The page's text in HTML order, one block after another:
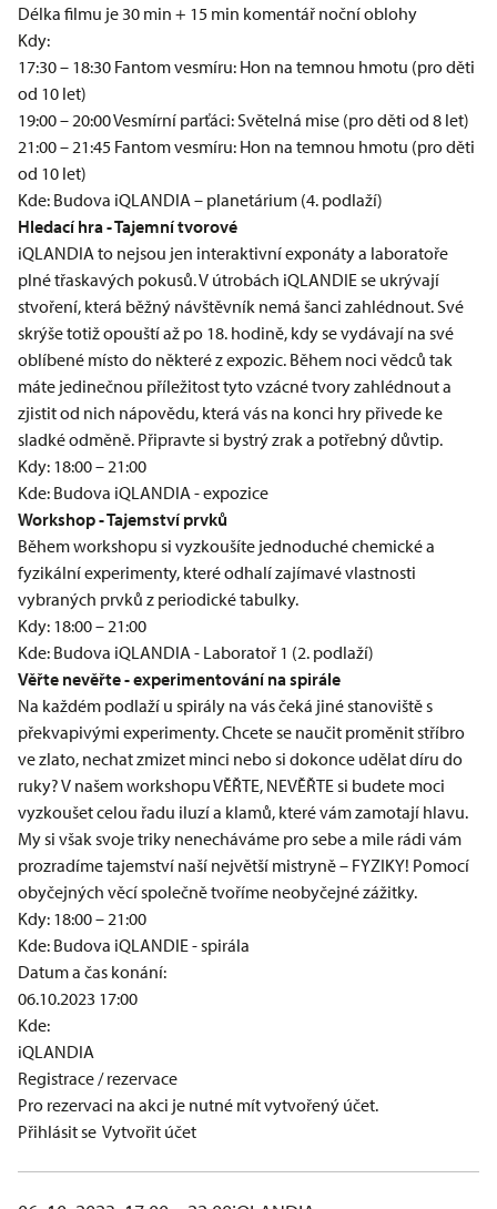
Délka filmu je 30 min + 15 min komentář noční oblohy
Kdy:
17:30 – 18:30 Fantom vesmíru: Hon na temnou hmotu (pro děti
od 10 let)
19:00 – 20:00 Vesmírní parťáci: Světelná mise (pro děti od 8 let)
21:00 – 21:45 Fantom vesmíru: Hon na temnou hmotu (pro děti
od 10 let)
Kde: Budova iQLANDIA – planetárium (4. podlaží)
Hledací hra - Tajemní tvorové
iQLANDIA to nejsou jen interaktivní exponáty a laboratoře
plné třaskavých pokusů. V útrobách iQLANDIE se ukrývají
stvoření, která běžný návštěvník nemá šanci zahlédnout. Své
skrýše totiž opouští až po 18. hodině, kdy se vydávají na své
oblíbené místo do některé z expozic. Během noci vědců tak
máte jedinečnou příležitost tyto vzácné tvory zahlédnout a
zjistit od nich nápovědu, která vás na konci hry přivede ke
sladké odměně. Připravte si bystrý zrak a potřebný důvtip.
Kdy: 18:00 – 21:00
Kde: Budova iQLANDIA - expozice
Workshop - Tajemství prvků
Během workshopu si vyzkoušíte jednoduché chemické a
fyzikální experimenty, které odhalí zajímavé vlastnosti
vybraných prvků z periodické tabulky.
Kdy: 18:00 – 21:00
Kde: Budova iQLANDIA - Laboratoř 1 (2. podlaží)
Věřte nevěřte - experimentování na spirále
Na každém podlaží u spirály na vás čeká jiné stanoviště s
překvapivými experimenty. Chcete se naučit proměnit stříbro
ve zlato, nechat zmizet minci nebo si dokonce udělat díru do
ruky? V našem workshopu VĚŘTE, NEVĚŘTE si budete moci
vyzkoušet celou řadu iluzí a klamů, které vám zamotají hlavu.
My si však svoje triky nenecháváme pro sebe a mile rádi vám
prozradíme tajemství naší největší mistryně – FYZIKY! Pomocí
obyčejných věcí společně tvoříme neobyčejné zážitky.
Kdy: 18:00 – 21:00
Kde: Budova iQLANDIE - spirála
Datum a čas konání:
06.10.2023 17:00
Kde:
iQLANDIA
Registrace / rezervace
Pro rezervaci na akci je nutné mít vytvořený účet.
Přihlásit se Vytvořit účet